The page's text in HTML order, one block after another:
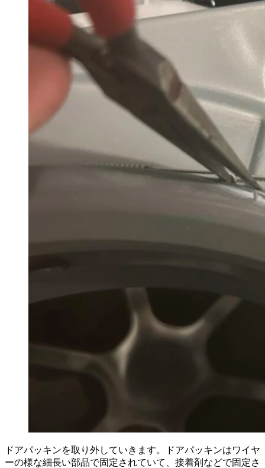
ドアパッキンを取り外していきます。ドアパッキンはワイヤ
ーの様な細長い部品で固定されていて、接着剤などで固定さ